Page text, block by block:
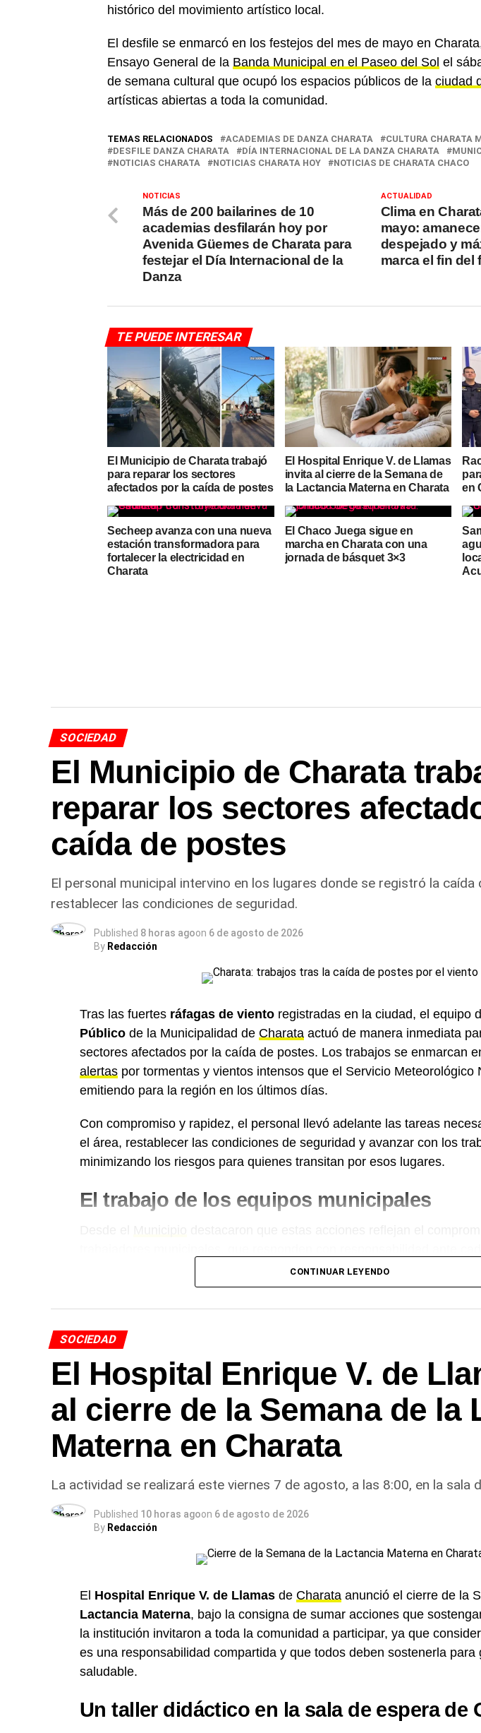
histórico del movimiento artístico local.
El desfile se enmarcó en los festejos del mes de mayo en
Ensayo General de la Banda Municipal en el Paseo del Sol el
de semana cultural que ocupó los espacios públicos de la ciudad
artísticas abiertas a toda la comunidad.
TEMAS RELACIONADOS ACADEMIAS DE DANZA CHARATA
CULTURA CHARATA
DESFILE DANZA CHARATA
DÍA INTERNACIONAL DE LA DANZA CHARATA
NOTICIAS CHARATA
NOTICIAS CHARATA HOY NOTICIAS DE CHARATA CHACO
ACTUALIDAD
Clima en
mayo:
despejado y
marca el fin del
NOTICIAS
Más de 200 bailarines de 10
academias desfilarán hoy por
Avenida Güemes de Charata para
festejar el Día Internacional de la
Danza
TE PUEDE INTERESAR
El Municipio de Charata trabajó
para reparar los sectores
afectados por la caída de postes
El Hospital Enrique V. de Llamas
invita al cierre de la Semana de
la Lactancia Materna en Charata
en
Secheep avanza con una nueva
estación transformadora para
fortalecer la electricidad en
Charata
El Chaco Juega sigue en
marcha en Charata con una
jornada de básquet 3×3
SOCIEDAD
El Municipio de Charata
reparar los sectores
caída de postes
El personal municipal intervino en los lugares donde se registró la
restablecer las condiciones de seguridad.
Published 8 horas agoon 6 de agosto de 2026
By Redacción
Tras las fuertes ráfagas de viento registradas en la ciudad, el equipo
Público de la Municipalidad de Charata actuó de manera inmediata
sectores afectados por la caída de postes. Los trabajos se enmarcan
alertas por tormentas y vientos intensos que el Servicio Meteorológico
emitiendo para la región en los últimos días.
Con compromiso y rapidez, el personal llevó adelante las tareas
el área, restablecer las condiciones de seguridad y avanzar con los
minimizando los riesgos para quienes transitan por esos lugares.
El trabajo de los equipos municipales
brindar soluciones y cuidar a toda la comunidad deCharata
CONTINUAR LEYENDO
SOCIEDAD
El Hospital Enrique V. de
al cierre de la Semana de la
Materna en Charata
La actividad se realizará este viernes 7 de agosto, a las 8:00, en la sala
Published 10 horas agoon 6 de agosto de 2026
By Redacción
El Hospital Enrique V. de Llamas de Charata anunció el cierre de la
Lactancia Materna, bajo la consigna de sumar acciones que
la institución invitaron a toda la comunidad a participar, ya que
es una responsabilidad compartida y que todos deben sostenerla para
saludable.
Un taller didáctico en la sala de espera de